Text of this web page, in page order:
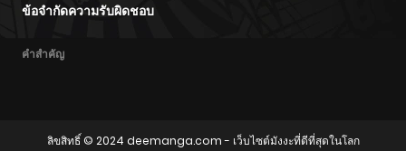
ข้อจำกัดความรับผิดชอบ
คำสำคัญ
ลิขสิทธิ์ © 2024 deemanga.com- เว็บไซต์มังงะที่ดีที่สุดในโลก